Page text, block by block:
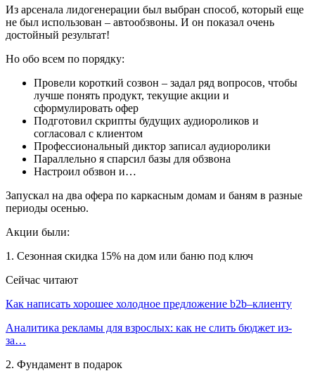
Из арсенала лидогенерации был выбран способ, который еще
не был использован – автообзвоны. И он показал очень
достойный результат!
Но обо всем по порядку:
Провели короткий созвон – задал ряд вопросов, чтобы
лучше понять продукт, текущие акции и
сформулировать офер
Подготовил скрипты будущих аудиороликов и
согласовал с клиентом
Профессиональный диктор записал аудиоролики
Параллельно я спарсил базы для обзвона
Настроил обзвон и…
Запускал на два офера по каркасным домам и баням в разные
периоды осенью.
Акции были:
1. Сезонная скидка 15% на дом или баню под ключ
Сейчас читают
Как написать хорошее холодное предложение b2b–клиенту
Аналитика рекламы для взрослых: как не слить бюджет из-
за…
2. Фундамент в подарок